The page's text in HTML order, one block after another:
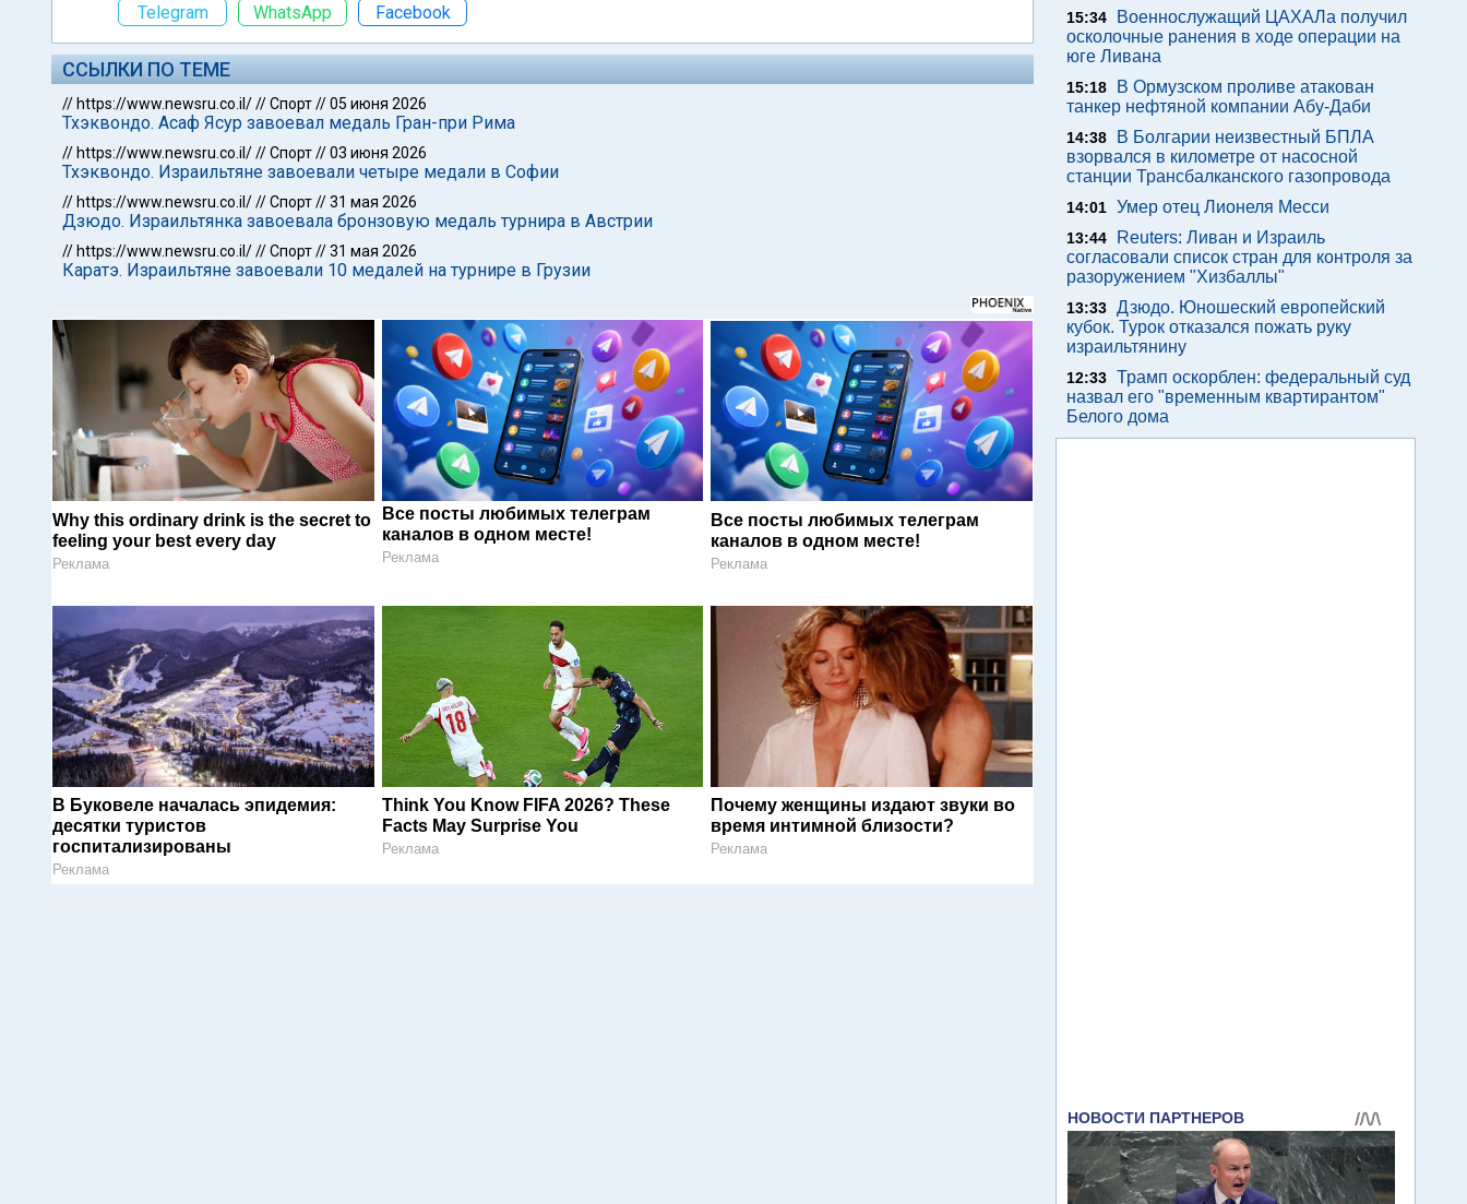
Telegram
WhatsApp Facebook
ССЫЛКИ ПО ТЕМЕ
// https://www.newsru.co.il///Спорт//05 июня 2026
Тхэквондо. Асаф Ясур завоевал медаль Гран-при Рима
// https://www.newsru.co.il///Спорт//03 июня 2026
Тхэквондо. Израильтяне завоевали четыре медали в Софии
// https://www.newsru.co.il///Спорт//31 мая 2026
Дзюдо. Израильтянка завоевала бронзовую медаль турнира в Австрии
// https://www.newsru.co.il///Спорт//31 мая 2026
Каратэ. Израильтяне завоевали 10 медалей на турнире в Грузии
Why this ordinary drink is the secret to
feeling your best every day
Реклама
Все посты любимых телеграм
каналов в одном месте!
Реклама
Все посты любимых телеграм
каналов в одном месте!
Реклама
В Буковеле началась эпидемия:
десятки туристов
госпитализированы
Реклама
Think You Know FIFA 2026? These
Facts May Surprise You
Реклама
Почему женщины издают звуки во
время интимной близости?
Реклама
15:34
Военнослужащий ЦАХАЛа получил
осколочные ранения в ходе операции на
юге Ливана
15:18
В Ормузском проливе атакован
танкер нефтяной компании Абу-Даби
14:38
В Болгарии неизвестный БПЛА
взорвался в километре от насосной
станции Трансбалканского газопровода
14:01 Умер отец Лионеля Месси
13:44
Reuters: Ливан и Израиль
согласовали список стран для контроля за
разоружением "Хизбаллы"
13:33 Дзюдо. Юношеский европейский
кубок. Турок отказался пожать руку
израильтянину
12:33 Трамп оскорблен: федеральный суд
назвал его "временным квартирантом"
Белого дома